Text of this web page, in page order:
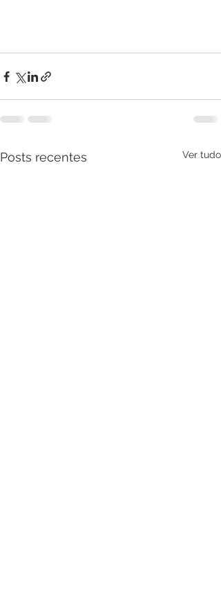
Posts recentes Ver tudo